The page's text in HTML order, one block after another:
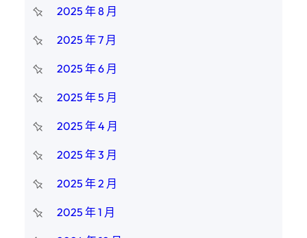
2025 年 8 月
2025 年 7 月
2025 年 6 月
2025 年 5 月
2025 年 4 月
2025 年 3 月
2025 年 2 月
2025 年 1 月